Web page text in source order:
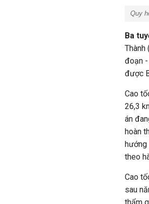
Quy
Ba
Thành
đoạn -
được
Cao
26,3
án
hoàn
hướng
theo
Cao
sau